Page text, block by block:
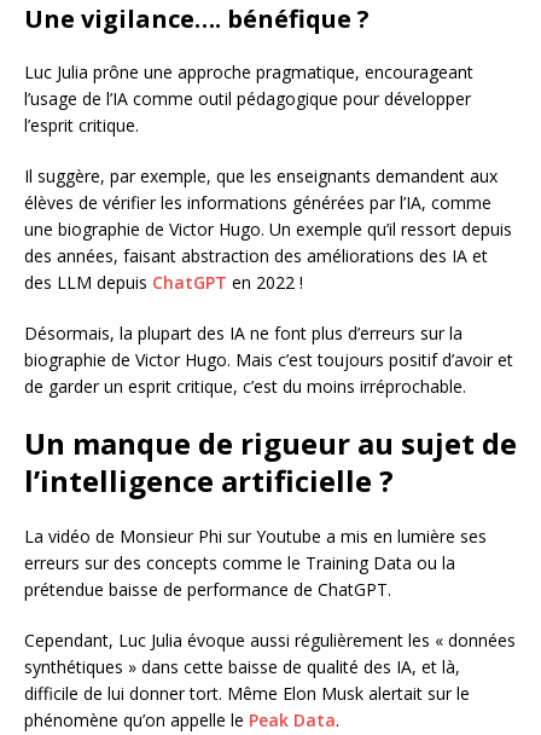
Une vigilance…. bénéfique ?
Luc Julia prône une approche pragmatique, encourageant
l’usage de l’IA comme outil pédagogique pour développer
l’esprit critique.
Il suggère, par exemple, que les enseignants demandent aux
élèves de vérifier les informations générées par l’IA, comme
une biographie de Victor Hugo. Un exemple qu’il ressort depuis
des années, faisant abstraction des améliorations des IA et
des LLM depuis ChatGPT en 2022 !
Désormais, la plupart des IA ne font plus d’erreurs sur la
biographie de Victor Hugo. Mais c’est toujours positif d’avoir et
de garder un esprit critique, c’est du moins irréprochable.
Un manque de rigueur au sujet de
l’intelligence artificielle ?
La vidéo de Monsieur Phi sur Youtube a mis en lumière ses
erreurs sur des concepts comme le Training Data ou la
prétendue baisse de performance de ChatGPT.
Cependant, Luc Julia évoque aussi régulièrement les « données
synthétiques » dans cette baisse de qualité des IA, et là,
difficile de lui donner tort. Même Elon Musk alertait sur le
phénomène qu’on appelle le Peak Data.